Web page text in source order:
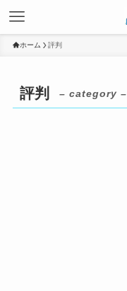
ホーム 評判
評判 – category –